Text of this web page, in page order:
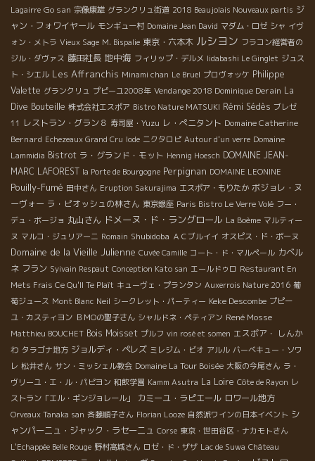
Lagairre Go san 宗像康雄 グランクリュ街道 2018 Beaujolais Nouveaux partis ジ
ャン・フォワイヤール モンギュー村 Domaine Jean David マダム・ロゼ シャ イヴ
ォン・メトラ Vieux Sage M. Bispalie 東京・六本木 ルシヨン フラコン経営者の
ジル・ダヴァス 藤田社長 地中海 フィリップ・デルメ Iidabashi Le Ginglet ジュス
ト・シエル Les Affranchis Minami chan Le Bruel プロヴォッケ Philippe
Valette グランクリュ プピーユ2008年 Vendange 2018 Dominique Derain La
Dive Bouteille 株式会社エスポア Bistro Nature MATSUKI Rémi Sédès ブレゼ
11 レストラン・グラン８ 寿司屋・Yuzu レ・ぺニタント Domaine Catherine
Bernard Echezeaux Grand Cru Iode ニクタロピ Autour d'un verre Domaine
Lammidia Bistrot ラ・グランド・モット Hennig Hoesch DOMAINE JEAN-
MARC LAFOREST la Porte de Bourgogne Perpignan DOMAINE LEONINE
Pouilly-Fumé 田中さん Eruption Sakurajima エスポア・もりたか ボジョレ・ヌ
ーヴォー ラ・ピオッシュの林さん 東京銀座 Paris Bistro Le Verre Volé フー・
デュ・ボージョ 丸山さん ドメーヌ・ド・ラングロール La Boème マルティー
ヌ マルコ・ジュリアーニ Romain Shubidoba ＡＣブルイイ オスピス・ド・ボーヌ
Domaine de la Vieille Julienne Cuvée Camille コート・ド・マルペール カベル
ネ フラン Syivain Respaut Conception Kato san エールドゥロ Restaurant En
Mets Frais Ce Qu'Il Te Plaît キューヴェ・プランタン Auxerrois Nature 2016 葡
萄ジュース Mont Blanc Neil シークレット・パーティー Keke Descombe プピー
ユ・カスティヨン ＢＭОの聖子さん シャルドネ・ペティアン René Mosse
Matthieu BOUCHET Bois Moisset プルフ vin rosé et somen エスポア・ しんか
わ タラゴナ地方 ジョルディ・ペレズ ミレジム・ビオ アルル バーベキュー・ソワ
レ 松井さん サン・ミッシェル教会 Domaine La Tour Boisée 大阪の今尾さん ラ・
ヴリーユ・エ・ル・パピヨン 和飲学園 Kamm Asutra La Loire Côte de Rayon レ
ストラン「エル・ギンジョレール」
カミーユ・ラピエール ロワール地方
Orveaux Tanaka san 斉藤順子さん Florian Looze 自然派ワインの日本イベント シ
ャンパーニュ・ジャック・ラセーニュ Corse 東京・世田谷区・ナカモトさん
L'Echappée Belle Rouge 野村高城さん ロゼ・ド・ザザ Lac de Suwa Château